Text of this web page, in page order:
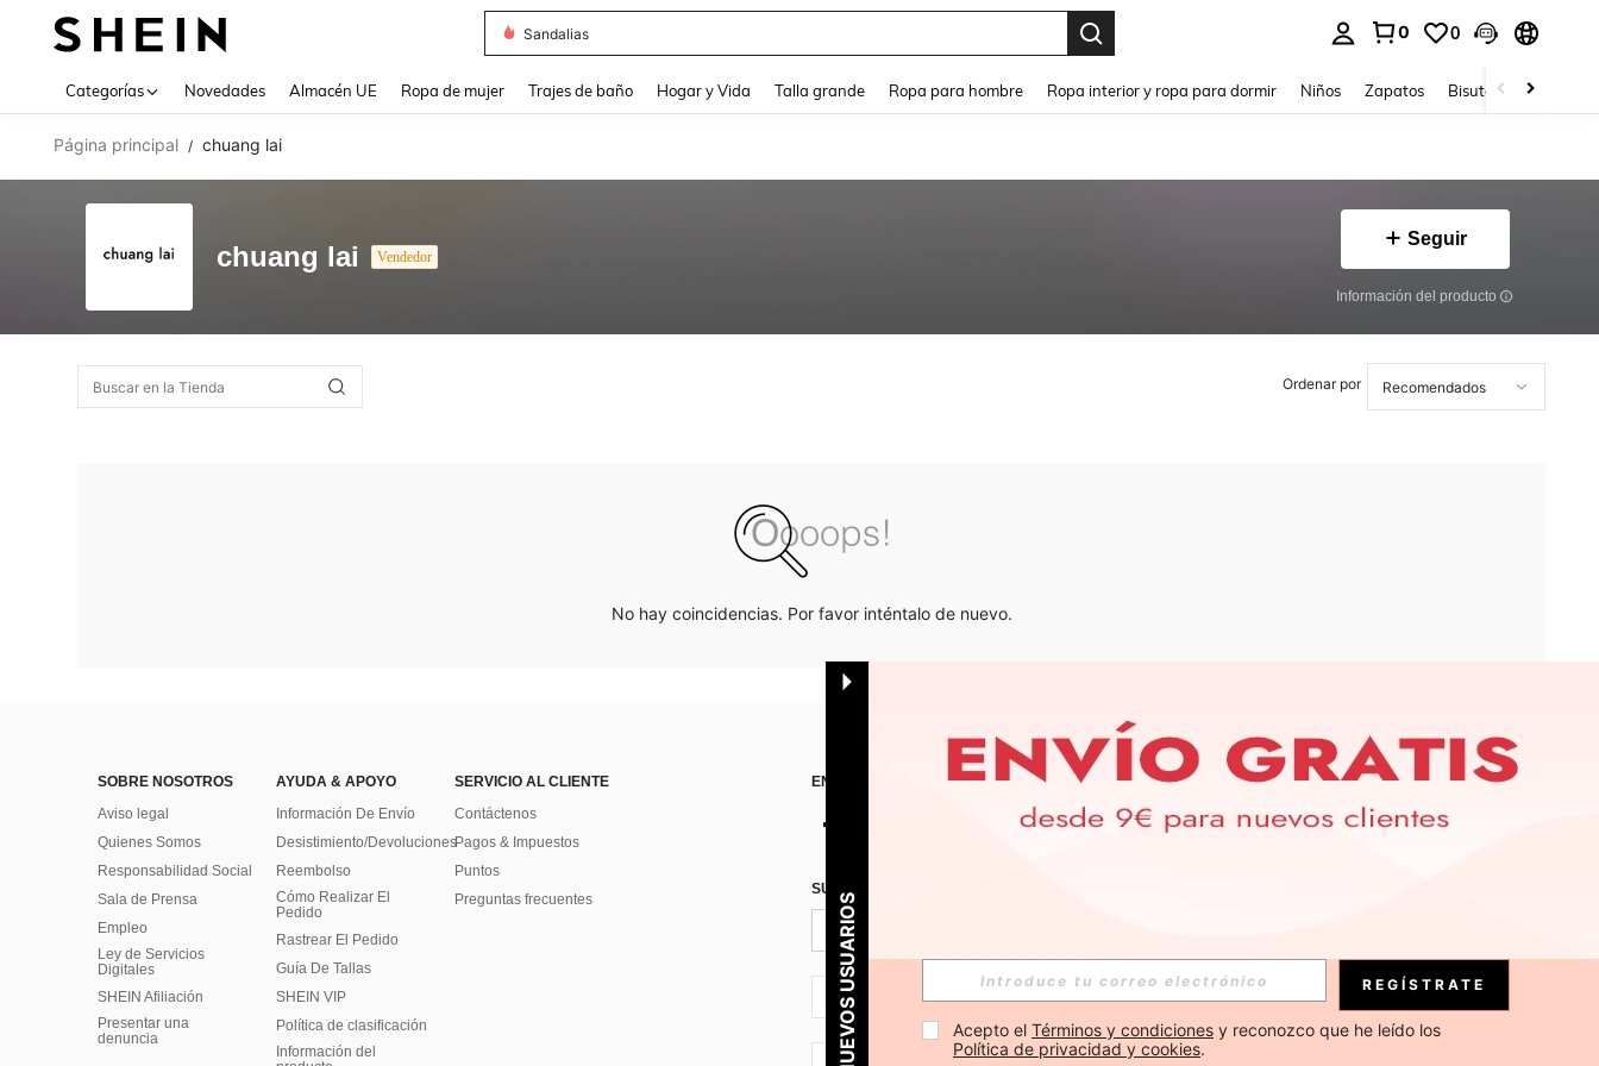
Sandalias
0 0
Categorías Novedades Almacén UE Ropa de mujer Trajes de baño Hogar y Vida Talla grande Ropa para hombre Ropa interior y ropa para dormir Niños Zapatos Bisutería Y
Página principal / chuang lai
chuang lai Vendedor
Seguir
Información del producto
Ordenar por
No hay coincidencias. Por favor inténtalo de nuevo.
SOBRE NOSOTROS
Aviso legal
Quienes Somos
Responsabilidad Social
Sala de Prensa
Empleo
Ley de Servicios
Digitales
SHEIN Afiliación
Presentar una
denuncia
AYUDA & APOYO
Información De Envío
Desistimiento/Devoluciones
Reembolso
Cómo Realizar El
Pedido
Rastrear El Pedido
Guía De Tallas
SHEIN VIP
Política de clasificación
​Información del
SERVICIO AL CLIENTE
Contáctenos
Pagos & Impuestos
Puntos
Preguntas frecuentes
ENCUÉNTRANOS EN APP
SUSCRÍBETE PARA RECIBIR OFERTAS EXCLUSIVAS, PROMOCIONES Y NOTICIAS DE SHEIN
ES + 34
PARA NUEVOS USUARIOS REGÍSTRATE
Acepto el Términos y condiciones y reconozco que he leído los
Política de privacidad y cookies.